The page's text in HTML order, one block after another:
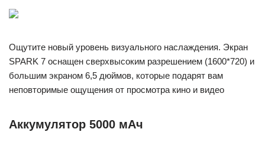
Ощутите новый уровень визуального наслаждения. Экран
SPARK 7 оснащен сверхвысоким разрешением (1600*720) и
большим экраном 6,5 дюймов, которые подарят вам
неповторимые ощущения от просмотра кино и видео
Аккумулятор 5000 мАч